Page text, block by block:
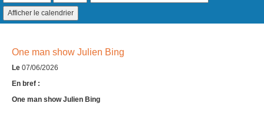
One man show Julien Bing
Le 07/06/2026
En bref :
One man show Julien Bing